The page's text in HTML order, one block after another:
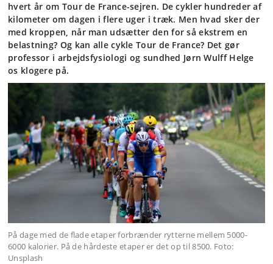
hvert år om Tour de France-sejren. De cykler hundreder af
kilometer om dagen i flere uger i træk. Men hvad sker der
med kroppen, når man udsætter den for så ekstrem en
belastning? Og kan alle cykle Tour de France? Det gør
professor i arbejdsfysiologi og sundhed Jørn Wulff Helge
os klogere på.
På dage med de flade etaper forbrænder rytterne mellem 5000-
6000 kalorier. På de hårdeste etaper er det op til 8500. Foto:
Unsplash